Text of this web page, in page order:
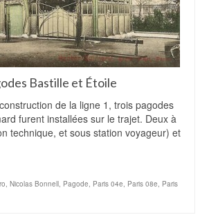
Bastille et Étoile
de la ligne 1, trois pagodes
furent installées sur le trajet. Deux à
technique, et sous station voyageur) et
, Nicolas Bonnell, Pagode, Paris 04e, Paris 08e, Paris